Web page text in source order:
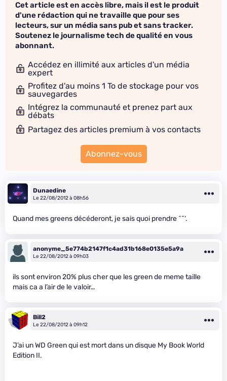
Cet article est en accès libre, mais il est le produit
d'une rédaction qui ne travaille que pour ses
lecteurs, sur un média sans pub et sans tracker.
Soutenez le journalisme tech de qualité en vous
abonnant.
Accédez en illimité aux articles d'un média
expert
Profitez d'au moins 1 To de stockage pour vos
sauvegardes
Intégrez la communauté et prenez part aux
débats
Partagez des articles premium à vos contacts
Abonnez-vous
Dunaedine
Le 22/08/2012 à 08h56
Quand mes greens décéderont, je sais quoi prendre ^^‘.
anonyme_5e774b2147f1c4ad31b168e0135e5a9a
Le 22/08/2012 à 09h03
ils sont environ 20% plus cher que les green de meme taille
mais ca a l’air de le valoir…
Bill2
Le 22/08/2012 à 09h12
J’ai un WD Green qui est mort dans un disque My Book World
Edition II.